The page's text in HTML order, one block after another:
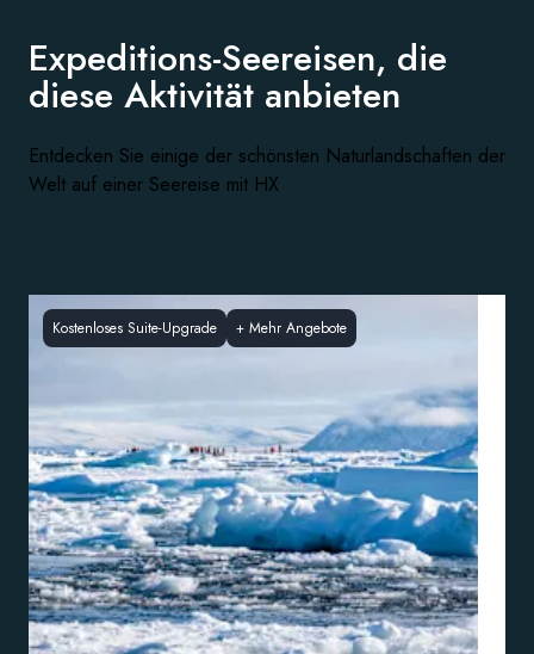
Expeditions-Seereisen, die
diese Aktivität anbieten
Entdecken Sie einige der schönsten Naturlandschaften der
Welt auf einer Seereise mit HX
Kostenloses Suite-Upgrade + Mehr Angebote